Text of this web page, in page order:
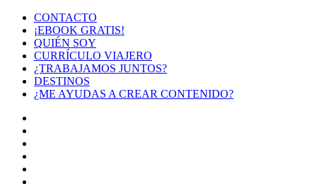
CONTACTO
¡EBOOK GRATIS!
QUIÉN SOY
CURRÍCULO VIAJERO
¿TRABAJAMOS JUNTOS?
DESTINOS
¿ME AYUDAS A CREAR CONTENIDO?